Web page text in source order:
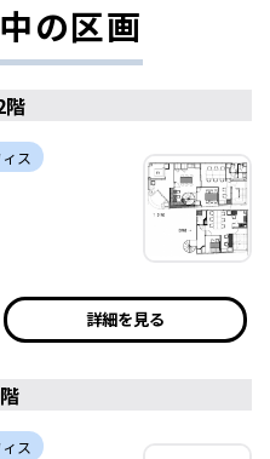
の区画
階
ス
詳細を見る
ス